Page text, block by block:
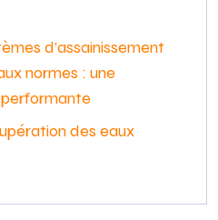
d’assainissement
normes : une
des eaux